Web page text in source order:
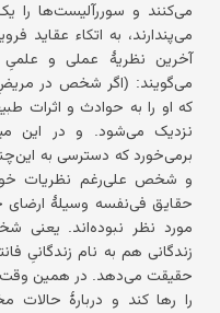
می‌کنند و سوررآلیست‌ها را
می‌پندارند، به اتکاء عقاید
آخرین نظریهٔ عملی و
می‌گویند: (اگر شخص در
که او را به حوادث و اثرات
نزدیک می‌شود. و در این
برمی‌خورد که دسترسی به
و شخص علی‌رغم نظریات
حقایق فی‌نفسه وسیلهٔ
مورد نظر نبوده‌اند. یعنی
زندگانی هم به نام زندگانیِ
حقیقت می‌دهد. در همین وقت
را رها کند و دربارهٔ